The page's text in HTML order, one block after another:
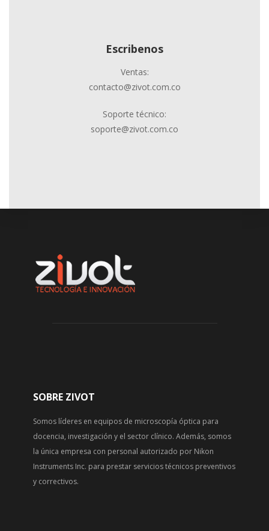
Escribenos
Ventas:
contacto@zivot.com.co
Soporte técnico:
soporte@zivot.com.co
SOBRE ZIVOT
Somos líderes en equipos de microscopía óptica para
docencia, investigación y el sector clínico. Además, somos
la única empresa con personal autorizado por Nikon
Instruments Inc. para prestar servicios técnicos preventivos
y correctivos.